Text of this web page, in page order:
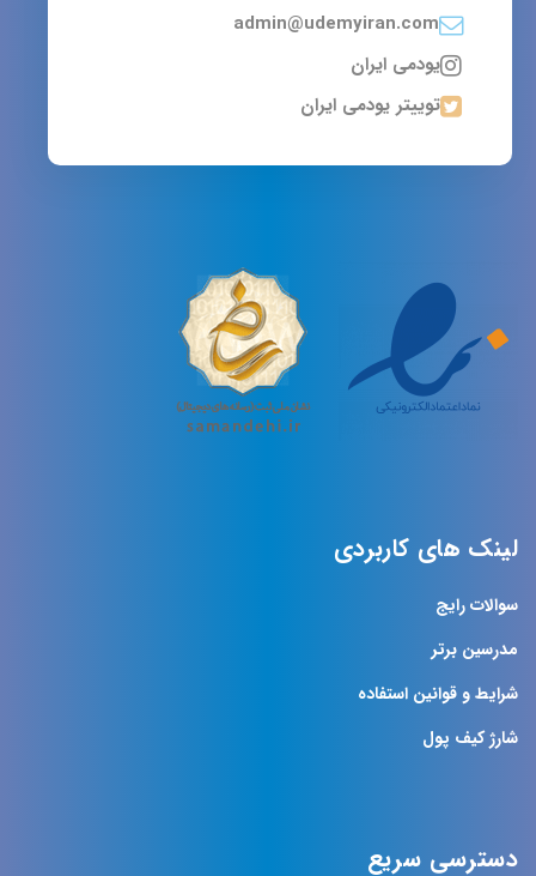
admin@udemyiran.com
یودمی ایران
توییتر یودمی ایران
لینک های کاربردی
سوالات رایج
مدرسین برتر
شرایط و قوانین استفاده
شارژ کیف پول
دسترسی سریع